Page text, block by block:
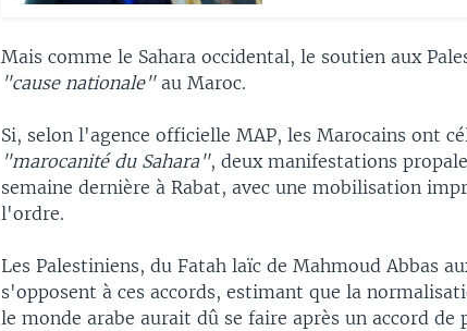
Mais comme le Sahara occidental, le soutien aux
"cause nationale"au Maroc.
Si, selon l'agence officielle MAP, les Marocains ont
"marocanité du Sahara", deux manifestations
semaine dernière à Rabat, avec une mobilisation
l'ordre.
Les Palestiniens, du Fatah laïc de Mahmoud Abbas
s'opposent à ces accords, estimant que la
le monde arabe aurait dû se faire après un accord